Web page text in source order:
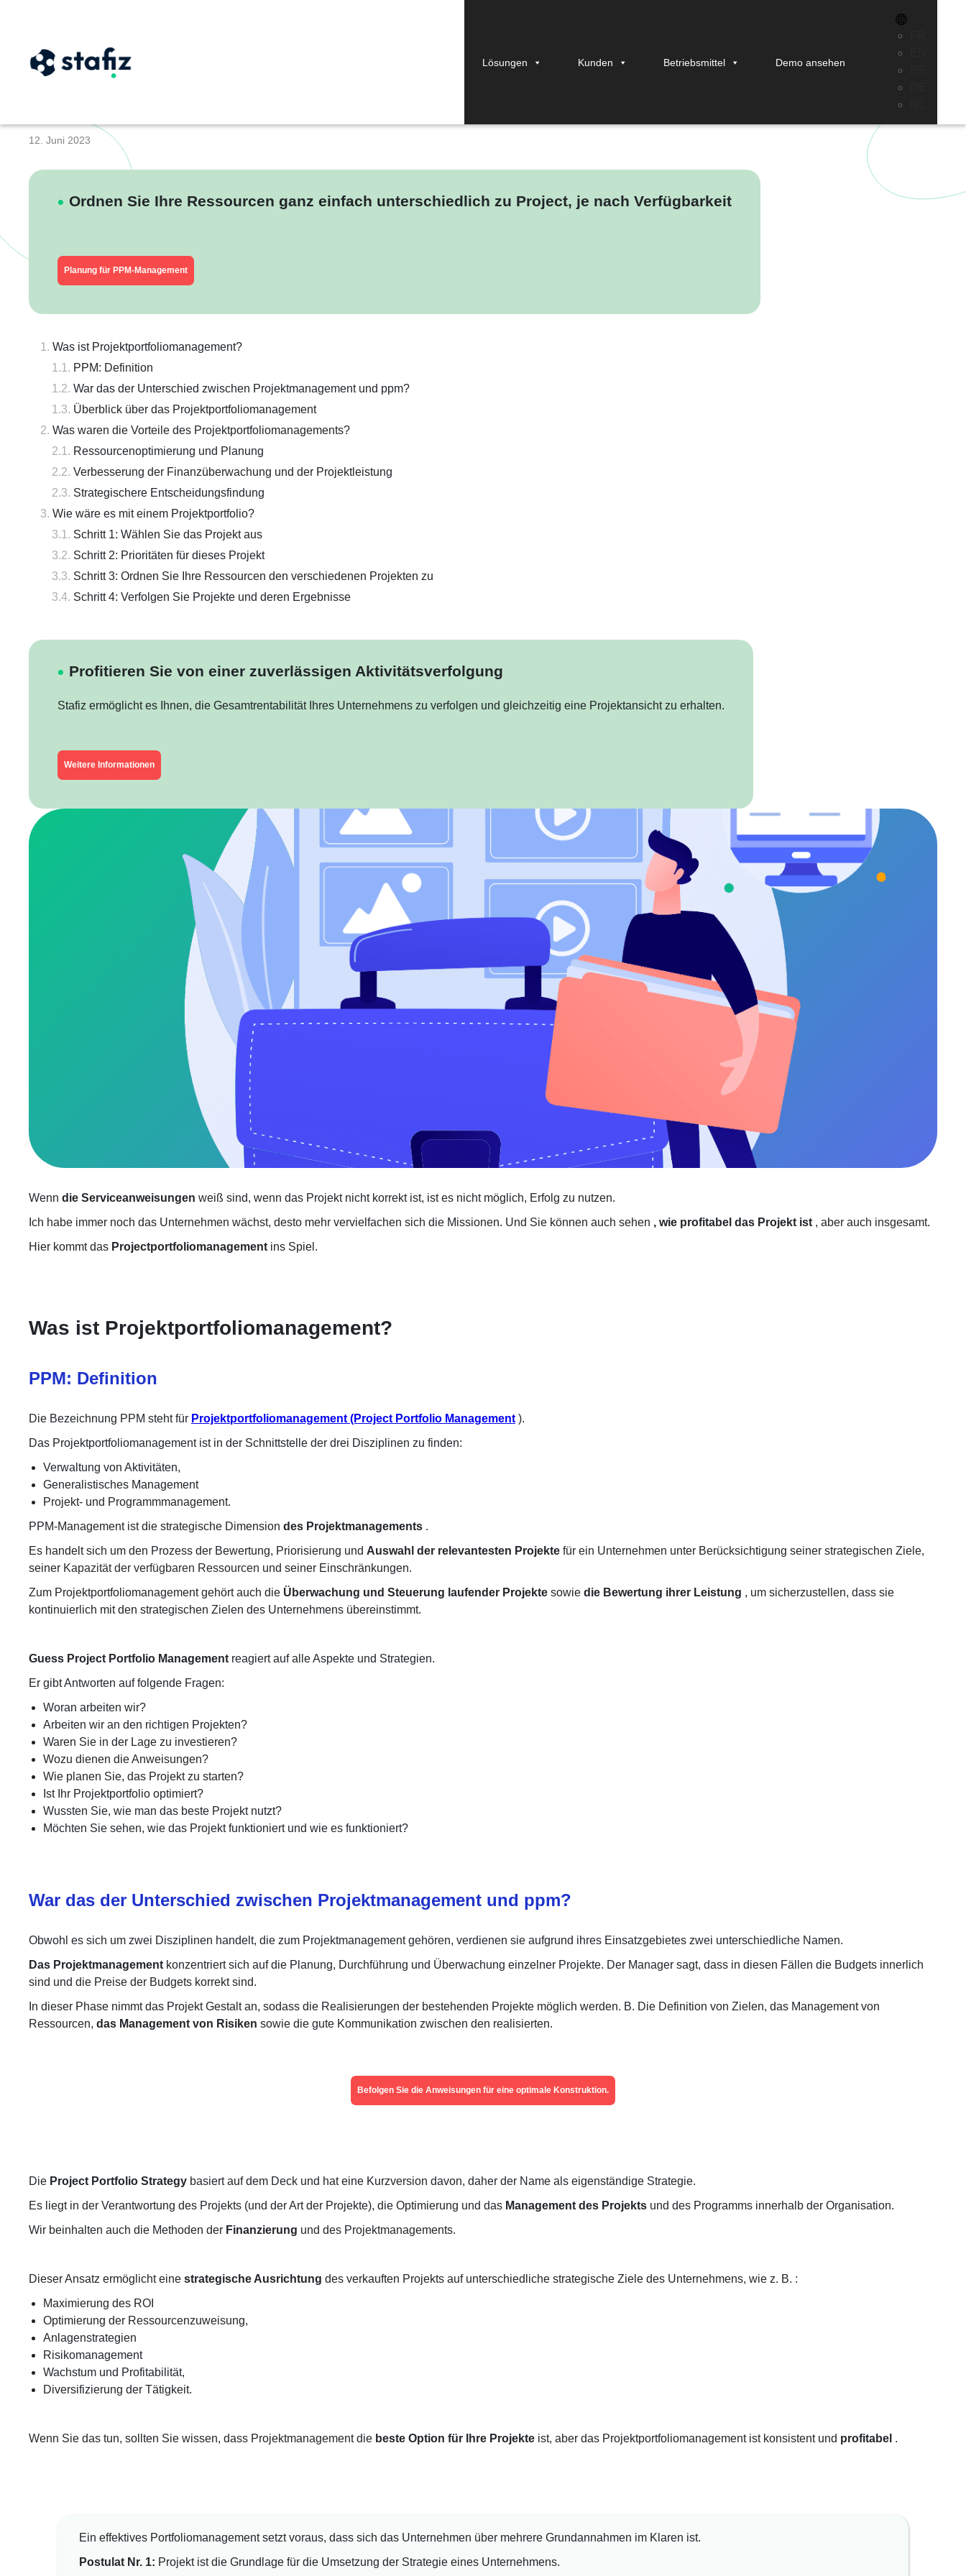
Lösungen Kunden Betriebsmittel Demo ansehen
12. Juni 2023
Ordnen Sie Ihre Ressourcen ganz einfach unterschiedlich zu Project, je nach Verfügbarkeit
Planung für PPM-Management
Was ist Projektportfoliomanagement?
PPM: Definition
War das der Unterschied zwischen Projektmanagement und ppm?
Überblick über das Projektportfoliomanagement
Was waren die Vorteile des Projektportfoliomanagements?
Ressourcenoptimierung und Planung
Verbesserung der Finanzüberwachung und der Projektleistung
Strategischere Entscheidungsfindung
Wie wäre es mit einem Projektportfolio?
Schritt 1: Wählen Sie das Projekt aus
Schritt 2: Prioritäten für dieses Projekt
Schritt 3: Ordnen Sie Ihre Ressourcen den verschiedenen Projekten zu
Schritt 4: Verfolgen Sie Projekte und deren Ergebnisse
Profitieren Sie von einer zuverlässigen Aktivitätsverfolgung
Stafiz ermöglicht es Ihnen, die Gesamtrentabilität Ihres Unternehmens zu verfolgen und gleichzeitig eine Projektansicht zu erhalten.
Weitere Informationen
Wenn die Serviceanweisungen weiß sind, wenn das Projekt nicht korrekt ist, ist es nicht möglich, Erfolg zu nutzen.
Ich habe immer noch das Unternehmen wächst, desto mehr vervielfachen sich die Missionen. Und Sie können auch sehen , wie profitabel das Projekt ist , aber auch insgesamt.
Hier kommt das Projectportfoliomanagement ins Spiel.
Was ist Projektportfoliomanagement?
PPM: Definition
Die Bezeichnung PPM steht für Projektportfoliomanagement (Project Portfolio Management ).
Das Projektportfoliomanagement ist in der Schnittstelle der drei Disziplinen zu finden:
Verwaltung von Aktivitäten,
Generalistisches Management
Projekt- und Programmmanagement.
PPM-Management ist die strategische Dimension des Projektmanagements .
Es handelt sich um den Prozess der Bewertung, Priorisierung und Auswahl der relevantesten Projekte für ein Unternehmen unter Berücksichtigung seiner strategischen Ziele,
seiner Kapazität der verfügbaren Ressourcen und seiner Einschränkungen.
Zum Projektportfoliomanagement gehört auch die Überwachung und Steuerung laufender Projekte sowie die Bewertung ihrer Leistung , um sicherzustellen, dass sie
kontinuierlich mit den strategischen Zielen des Unternehmens übereinstimmt.
Guess Project Portfolio Management reagiert auf alle Aspekte und Strategien.
Er gibt Antworten auf folgende Fragen:
Woran arbeiten wir?
Arbeiten wir an den richtigen Projekten?
Waren Sie in der Lage zu investieren?
Wozu dienen die Anweisungen?
Wie planen Sie, das Projekt zu starten?
Ist Ihr Projektportfolio optimiert?
Wussten Sie, wie man das beste Projekt nutzt?
Möchten Sie sehen, wie das Projekt funktioniert und wie es funktioniert?
War das der Unterschied zwischen Projektmanagement und ppm?
Obwohl es sich um zwei Disziplinen handelt, die zum Projektmanagement gehören, verdienen sie aufgrund ihres Einsatzgebietes zwei unterschiedliche Namen.
Das Projektmanagement konzentriert sich auf die Planung, Durchführung und Überwachung einzelner Projekte. Der Manager sagt, dass in diesen Fällen die Budgets innerlich
sind und die Preise der Budgets korrekt sind.
In dieser Phase nimmt das Projekt Gestalt an, sodass die Realisierungen der bestehenden Projekte möglich werden. B. Die Definition von Zielen, das Management von
Ressourcen, das Management von Risiken sowie die gute Kommunikation zwischen den realisierten.
Befolgen Sie die Anweisungen für eine optimale Konstruktion.
Die Project Portfolio Strategy basiert auf dem Deck und hat eine Kurzversion davon, daher der Name als eigenständige Strategie.
Es liegt in der Verantwortung des Projekts (und der Art der Projekte), die Optimierung und das Management des Projekts und des Programms innerhalb der Organisation.
Wir beinhalten auch die Methoden der Finanzierung und des Projektmanagements.
Dieser Ansatz ermöglicht eine strategische Ausrichtung des verkauften Projekts auf unterschiedliche strategische Ziele des Unternehmens, wie z. B. :
Maximierung des ROI
Optimierung der Ressourcenzuweisung,
Anlagenstrategien
Risikomanagement
Wachstum und Profitabilität,
Diversifizierung der Tätigkeit.
Wenn Sie das tun, sollten Sie wissen, dass Projektmanagement die beste Option für Ihre Projekte ist, aber das Projektportfoliomanagement ist konsistent und profitabel .
Ein effektives Portfoliomanagement setzt voraus, dass sich das Unternehmen über mehrere Grundannahmen im Klaren ist.
Postulat Nr. 1: Projekt ist die Grundlage für die Umsetzung der Strategie eines Unternehmens.